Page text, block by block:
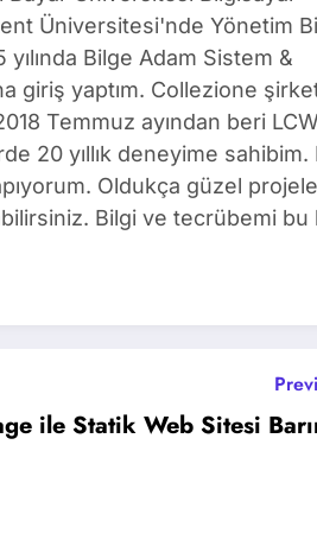
Üniversitesi'nde Yönetim
Bilge Adam Sistem &
giriş yaptım. Collezione
Temmuz ayından beri
20 yıllık deneyime sahibim.
Oldukça güzel
Bilgi ve tecrübemi bu
ile Statik Web Sitesi